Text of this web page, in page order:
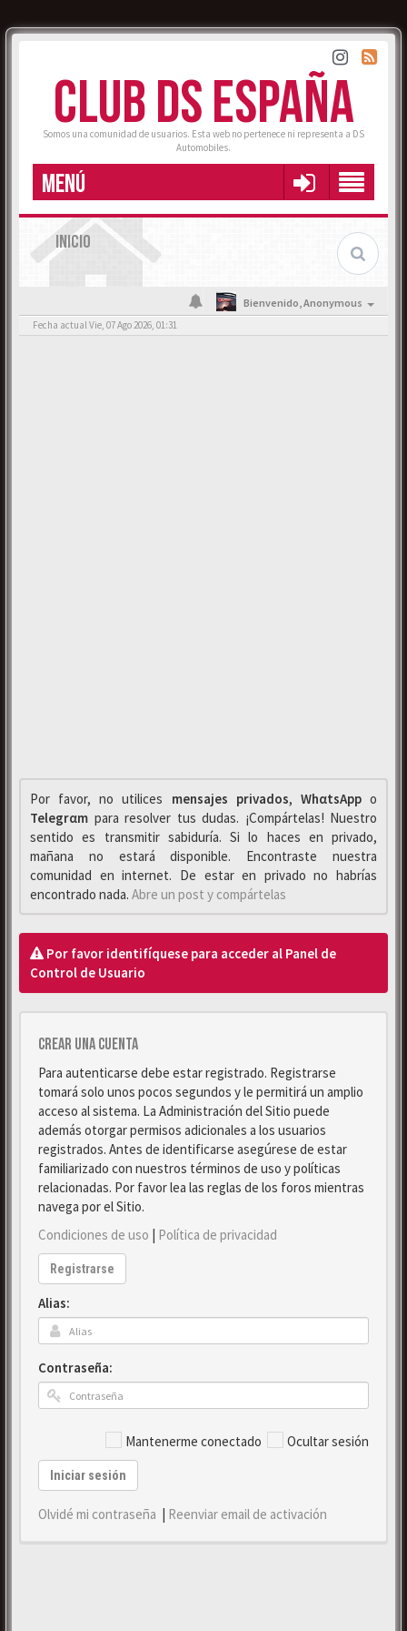
CLUB DS ESPAÑA
Somos una comunidad de usuarios. Esta web no pertenece ni representa a DS
Automobiles.
MENÚ
INICIO
Bienvenido,Anonymous
Fecha actual Vie, 07 Ago 2026, 01:31
Por favor, no utilices mensajes privados, WhαtsAppo
Telegrαm para resolver tus dudas. ¡Compártelas! Nuestro
sentido es transmitir sabiduría. Si lo haces en privado,
mañana no estará disponible. Encontraste nuestra
comunidad en internet. De estar en privado no habrías
encontrado nada. Abre un post y compártelas
Por favor identifíquese para acceder al Panel de
Control de Usuario
Crear una cuenta
Para autenticarse debe estar registrado. Registrarse
tomará solo unos pocos segundos y le permitirá un amplio
acceso al sistema. La Administración del Sitio puede
además otorgar permisos adicionales a los usuarios
registrados. Antes de identificarse asegúrese de estar
familiarizado con nuestros términos de uso y políticas
relacionadas. Por favor lea las reglas de los foros mientras
navega por el Sitio.
Condiciones de uso | Política de privacidad
Registrarse
Alias:
Contraseña:
Mantenerme conectado Ocultar sesión
Iniciar sesión
Olvidé mi contraseña | Reenviar email de activación